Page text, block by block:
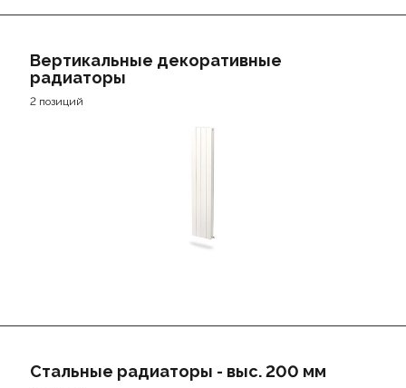
Вертикальные декоративные
радиаторы
2 позиций
Стальные радиаторы - выс. 200 мм